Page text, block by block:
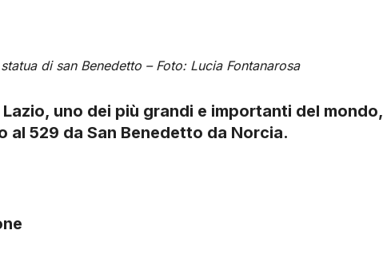
di san Benedetto – Foto: Lucia Fontanarosa
uno dei più grandi e importanti del mondo,
529 da San Benedetto da Norcia.